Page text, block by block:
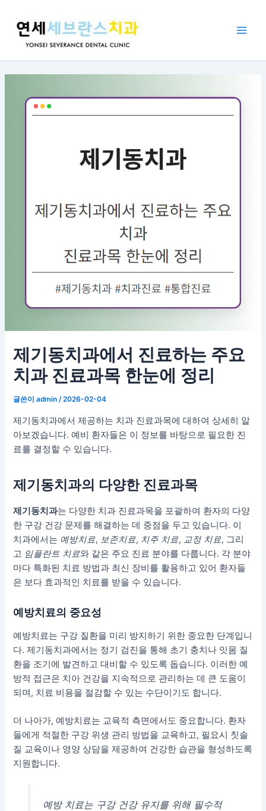
건
너
제기동치과에서 진료하는 주요
치과 진료과목 한눈에 정리
글쓴이admin/2026-02-04
제기동치과에서 제공하는 치과 진료과목에 대하여 상세히 알
아보겠습니다. 예비 환자들은 이 정보를 바탕으로 필요한 진
료를 결정할 수 있습니다.
제기동치과의 다양한 진료과목
제기동치과는 다양한 치과 진료과목을 포괄하여 환자의 다양
한 구강 건강 문제를 해결하는 데 중점을 두고 있습니다. 이
치과에서는 예방치료, 보존치료, 치주 치료, 교정 치료, 그리
고 임플란트 치료와 같은 주요 진료 분야를 다룹니다. 각 분야
마다 특화된 치료 방법과 최신 장비를 활용하고 있어 환자들
은 보다 효과적인 치료를 받을 수 있습니다.
예방치료의 중요성
예방치료는 구강 질환을 미리 방지하기 위한 중요한 단계입니
다.제기동치과에서는 정기 검진을 통해 초기 충치나 잇몸 질
환을 조기에 발견하고 대비할 수 있도록 돕습니다. 이러한 예
방적 접근은 치아 건강을 지속적으로 관리하는 데 큰 도움이
되며, 치료 비용을 절감할 수 있는 수단이기도 합니다.
더 나아가, 예방치료는 교육적 측면에서도 중요합니다. 환자
들에게 적절한 구강 위생 관리 방법을 교육하고, 필요시 칫솔
질 교육이나 영양 상담을 제공하여 건강한 습관을 형성하도록
지원합니다.
예방 치료는 구강 건강 유지를 위해 필수적
색